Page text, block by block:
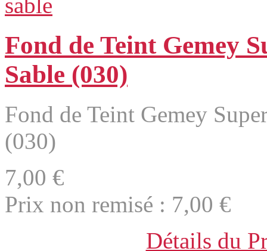
Fond de Teint Gemey
Sable (030)
Fond de Teint Gemey
(030)
7,00 €
Prix non remisé : 7,00 €
Détails du